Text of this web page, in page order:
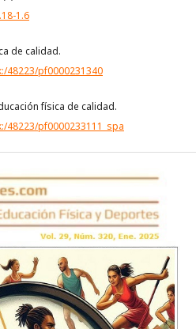
1.6
de calidad.
48223/pf0000231340
física de calidad.
pf0000233111_spa